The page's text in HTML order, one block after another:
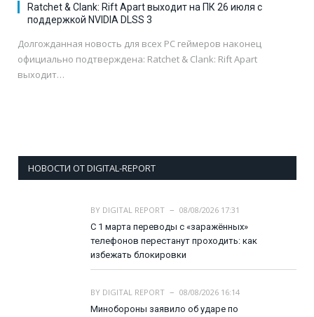
Ratchet & Clank: Rift Apart выходит на ПК 26 июля с
поддержкой NVIDIA DLSS 3
Долгожданная новость для всех PC геймеров наконец
официально подтверждена: Ratchet & Clank: Rift Apart
выходит…
НОВОСТИ ОТ DIGITAL-REPORT
BY DIGITAL REPORT
08/08/2026 17:31
С 1 марта переводы с «заражённых»
телефонов перестанут проходить: как
избежать блокировки
BY DIGITAL REPORT
08/08/2026 16:14
Минобороны заявило об ударе по